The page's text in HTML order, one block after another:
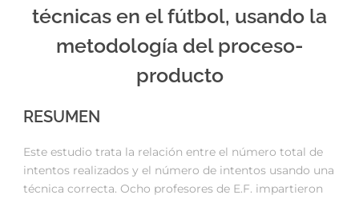
técnicas en el fútbol, usando la
metodología del proceso-
producto
RESUMEN
Este estudio trata la relación entre el número total de
intentos realizados y el número de intentos usando una
técnica correcta. Ocho profesores de E.F. impartieron